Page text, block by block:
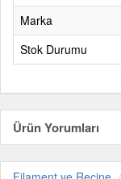
Marka
Stok Durumu
Ürün Yorumları